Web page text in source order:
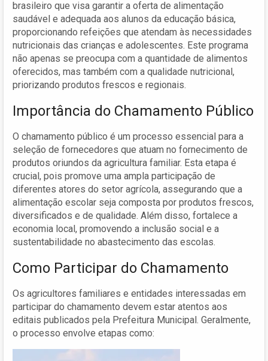
brasileiro que visa garantir a oferta de alimentação
saudável e adequada aos alunos da educação básica,
proporcionando refeições que atendam às necessidades
nutricionais das crianças e adolescentes. Este programa
não apenas se preocupa com a quantidade de alimentos
oferecidos, mas também com a qualidade nutricional,
priorizando produtos frescos e regionais.
Importância do Chamamento Público
O chamamento público é um processo essencial para a
seleção de fornecedores que atuam no fornecimento de
produtos oriundos da agricultura familiar. Esta etapa é
crucial, pois promove uma ampla participação de
diferentes atores do setor agrícola, assegurando que a
alimentação escolar seja composta por produtos frescos,
diversificados e de qualidade. Além disso, fortalece a
economia local, promovendo a inclusão social e a
sustentabilidade no abastecimento das escolas.
Como Participar do Chamamento
Os agricultores familiares e entidades interessadas em
participar do chamamento devem estar atentos aos
editais publicados pela Prefeitura Municipal. Geralmente,
o processo envolve etapas como: